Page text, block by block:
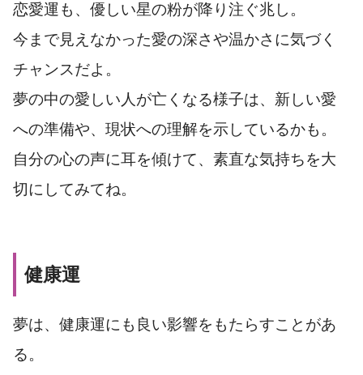
恋愛運も、優しい星の粉が降り注ぐ兆し。
今まで見えなかった愛の深さや温かさに気づく
チャンスだよ。
夢の中の愛しい人が亡くなる様子は、新しい愛
への準備や、現状への理解を示しているかも。
自分の心の声に耳を傾けて、素直な気持ちを大
切にしてみてね。
健康運
夢は、健康運にも良い影響をもたらすことがあ
る。